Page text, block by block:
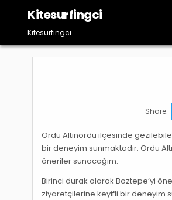
content
Kitesurfingci
Kitesurfingci
Share:
Ordu Altınordu ilçesinde
bir deneyim sunmaktadır. Ordu
öneriler sunacağım.
Birinci durak olarak Boztepe’yi
ziyaretçilerine keyifli bir deneyim